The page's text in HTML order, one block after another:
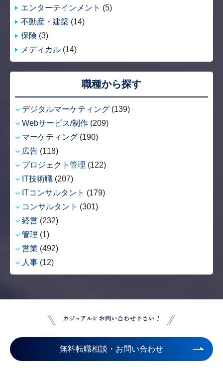
エンターテインメント (5)
不動産・建築 (14)
保険 (3)
メディカル (14)
職種から探す
デジタルマーケティング (139)
Webサービス/制作 (209)
マーケティング (190)
広告 (118)
プロジェクト管理 (122)
IT技術職 (207)
ITコンサルタント (179)
コンサルタント (301)
経営 (232)
管理 (1)
営業 (492)
人事 (12)
無料転職相談・お問い合わせ